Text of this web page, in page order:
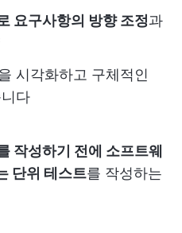
요구사항의 방향 조정과
시각화하고 구체적인
다
작성하기 전에 소프트웨
단위 테스트를 작성하는